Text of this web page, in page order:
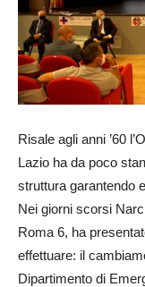
Risale agli anni ’60
Lazio ha da poco
struttura garantendo
Nei giorni scorsi
Roma 6, ha
effettuare: il
Dipartimento di